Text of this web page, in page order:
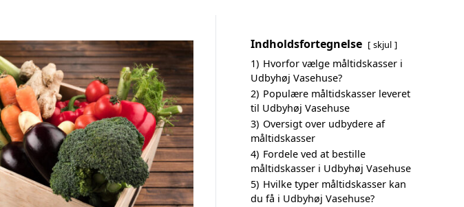
Indholdsfortegnelse skjul
1) Hvorfor vælge måltidskasser i
Udbyhøj Vasehuse?
2) Populære måltidskasser leveret
til Udbyhøj Vasehuse
3) Oversigt over udbydere af
måltidskasser
4) Fordele ved at bestille
måltidskasser i Udbyhøj Vasehuse
5) Hvilke typer måltidskasser kan
du få i Udbyhøj Vasehuse?